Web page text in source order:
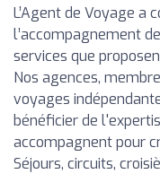
L’Agent de Voyage a
l’accompagnement
services que
Nos agences,
voyages
bénéficier de
accompagnent pour
Séjours, circuits,